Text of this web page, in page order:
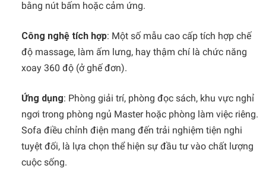
bằng nút bấm hoặc cảm ứng.
Công nghệ tích hợp: Một số mẫu cao cấp tích hợp chế
độ massage, làm ấm lưng, hay thậm chí là chức năng
xoay 360 độ (ở ghế đơn).
Ứng dụng: Phòng giải trí, phòng đọc sách, khu vực nghỉ
ngơi trong phòng ngủ Master hoặc phòng làm việc riêng.
Sofa điều chỉnh điện mang đến trải nghiệm tiện nghi
tuyệt đối, là lựa chọn thể hiện sự đầu tư vào chất lượng
cuộc sống.